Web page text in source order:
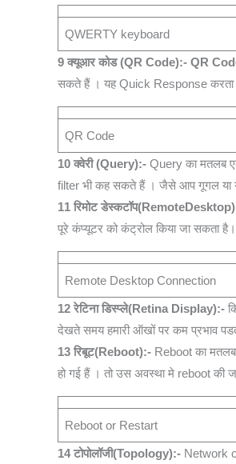
QWERTY keyboard
9 क्यूआर कोड(QR Code):- QR
सकते हैं । यह Quick Response करता है
QR Code
10 क्वेरी (Query):- Query का मतलब
filter भी कह सकते हैं । जैसे आप गूगल या
11 रिमोट
पूरे कंप्‍यूटर को कंट्रोल किया जा सकता
Remote Desktop Connection
12 रेटिना डिस्‍प्‍ले(Retina Display):-
देखते समय हमारी ऑखों पर कम प्रभाव
13 रिबूट(Reboot):- Reboot का
हो गई हैं । तो उस अवस्था मे reboot की
Reboot or Restart
14टोपोलॉजी(Topology):- Network